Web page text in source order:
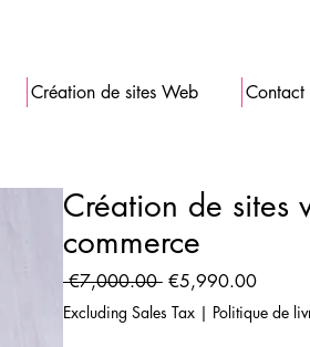
Création de sites Web Contact
Création de sites
commerce
€7,000.00 Regular
Price
€5,990.00Sale
Price
Excluding Sales Tax| Politique de